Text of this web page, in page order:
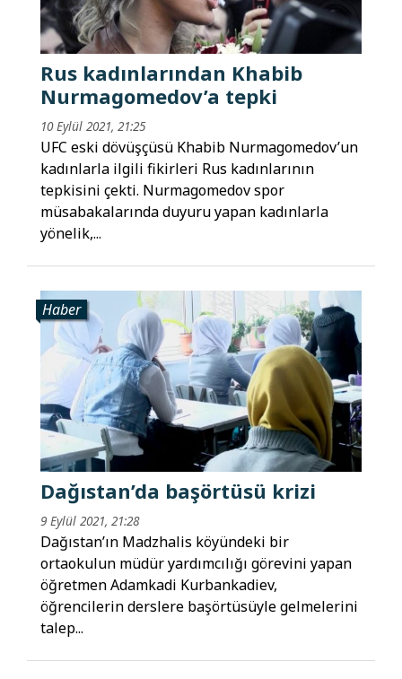
Rus kadınlarından Khabib
Nurmagomedov’a tepki
10 Eylül 2021, 21:25
UFC eski dövüşçüsü Khabib Nurmagomedov’un
kadınlarla ilgili fikirleri Rus kadınlarının
tepkisini çekti. Nurmagomedov spor
müsabakalarında duyuru yapan kadınlarla
yönelik,...
Haber
Dağıstan’da başörtüsü krizi
9 Eylül 2021, 21:28
Dağıstan’ın Madzhalis köyündeki bir
ortaokulun müdür yardımcılığı görevini yapan
öğretmen Adamkadi Kurbankadiev,
öğrencilerin derslere başörtüsüyle gelmelerini
talep...